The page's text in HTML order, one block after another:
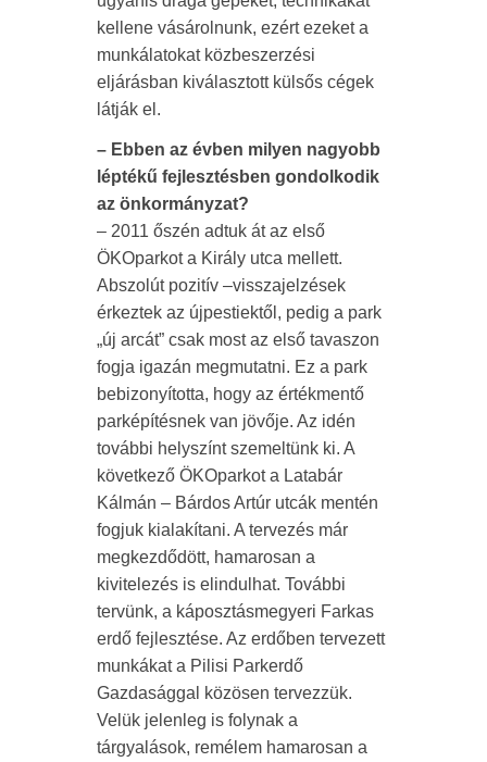
kellene vásárolnunk, ezért ezeket a
munkálatokat közbeszerzési
eljárásban kiválasztott külsős cégek
látják el.
– Ebben az évben milyen nagyobb
léptékű fejlesztésben gondolkodik
az önkormányzat?
– 2011 őszén adtuk át az első
ÖKOparkot a Király utca mellett.
Abszolút pozitív –visszajelzések
érkeztek az újpestiektől, pedig a park
„új arcát” csak most az első tavaszon
fogja igazán megmutatni. Ez a park
bebizonyította, hogy az értékmentő
parképítésnek van jövője. Az idén
további helyszínt szemeltünk ki. A
következő ÖKOparkot a Latabár
Kálmán – Bárdos Artúr utcák mentén
fogjuk kialakítani. A tervezés már
megkezdődött, hamarosan a
kivitelezés is elindulhat. További
tervünk, a káposztásmegyeri Farkas
erdő fejlesztése. Az erdőben tervezett
munkákat a Pilisi Parkerdő
Gazdasággal közösen tervezzük.
Velük jelenleg is folynak a
tárgyalások, remélem hamarosan a